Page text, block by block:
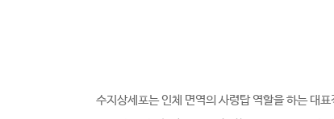
수지상세포는 인체 면역의 사령탑 역할을 하는 대